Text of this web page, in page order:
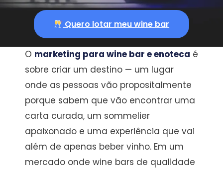
Quero lotar meu wine bar
O marketing para wine bar e enoteca é
sobre criar um destino — um lugar
onde as pessoas vão propositalmente
porque sabem que vão encontrar uma
carta curada, um sommelier
apaixonado e uma experiência que vai
além de apenas beber vinho. Em um
mercado onde wine bars de qualidade